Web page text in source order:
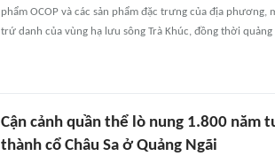
phẩm OCOP và các sản phẩm đặc trưng của địa
trứ danh của vùng hạ lưu sông Trà Khúc, đồng thời
Cận cảnh quần thể lò nung 1.800
thành cổ Châu Sa ở Quảng Ngãi